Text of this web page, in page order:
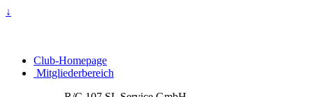
↓
Club-Homepage
Mitgliederbereich